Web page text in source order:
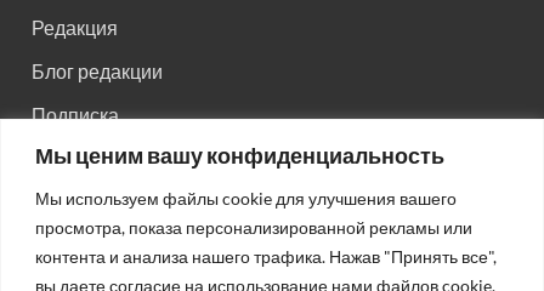
Мы ценим вашу конфиденциальность
Мы используем файлы cookie для улучшения вашего
просмотра, показа персонализированной рекламы или
контента и анализа нашего трафика. Нажав "Принять все",
вы даете согласие на использование нами файлов cookie.
Редакция
Блог редакции
Подписка
Правила поведения на сайте
Реклама